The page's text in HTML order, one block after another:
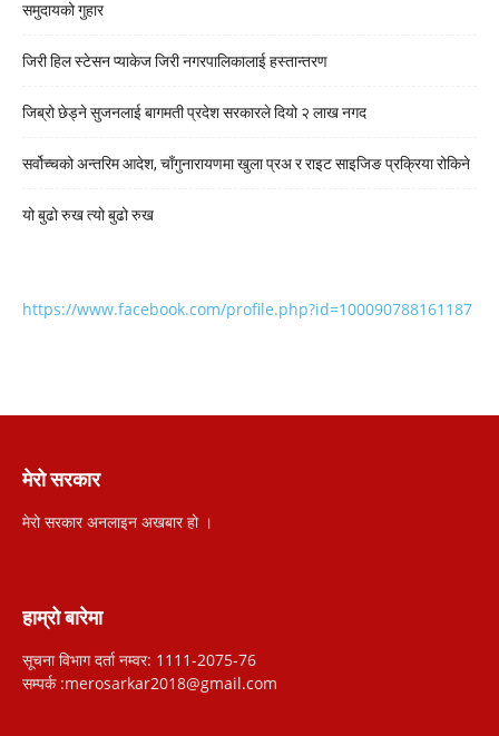
समुदायको गुहार
जिरी हिल स्टेसन प्याकेज जिरी नगरपालिकालाई हस्तान्तरण
जिब्रो छेड्ने सुजनलाई बागमती प्रदेश सरकारले दियो २ लाख नगद
सर्वोच्चको अन्तरिम आदेश, चाँगुनारायणमा खुला प्रअ र राइट साइजिङ प्रक्रिया रोकिने
यो बुढो रुख त्यो बुढो रुख
https://www.facebook.com/profile.php?id=100090788161187
मेरो सरकार
मेरो सरकार अनलाइन अखबार हो ।
हाम्रो बारेमा
सूचना विभाग दर्ता नम्वर: 1111-2075-76
सम्पर्क :merosarkar2018@gmail.com